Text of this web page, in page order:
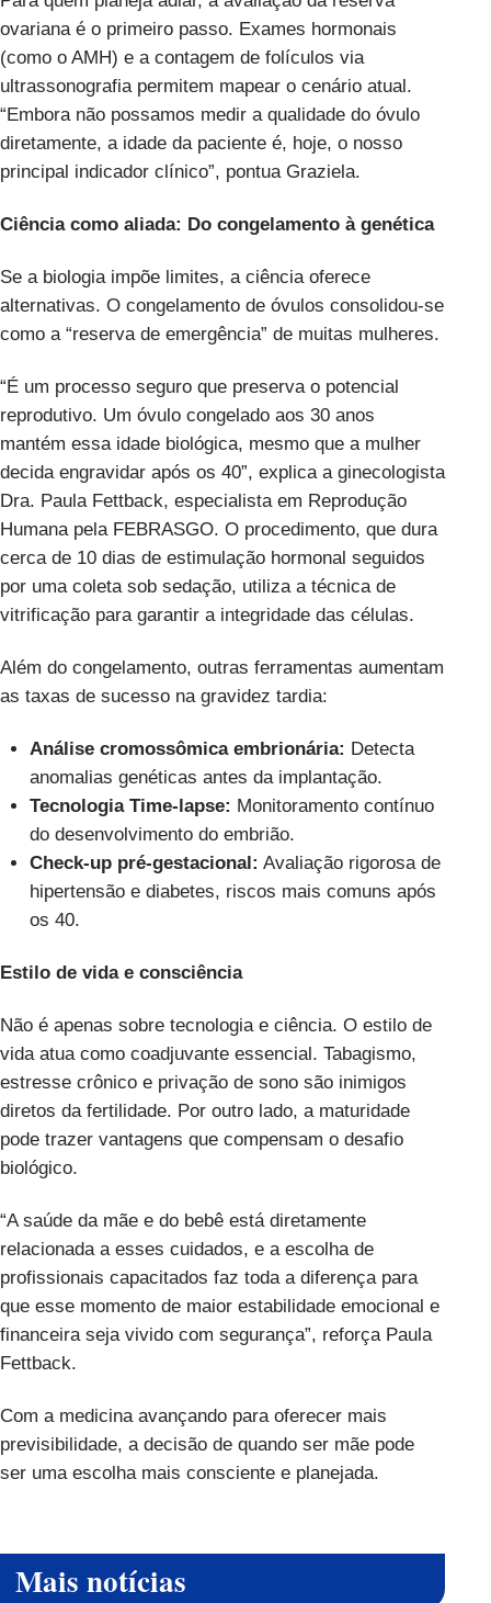
ovariana é o primeiro passo. Exames hormonais
(como o AMH) e a contagem de folículos via
ultrassonografia permitem mapear o cenário atual.
“Embora não possamos medir a qualidade do óvulo
diretamente, a idade da paciente é, hoje, o nosso
principal indicador clínico”, pontua Graziela.
Ciência como aliada: Do congelamento à genética
Se a biologia impõe limites, a ciência oferece
alternativas. O congelamento de óvulos consolidou-se
como a “reserva de emergência” de muitas mulheres.
“É um processo seguro que preserva o potencial
reprodutivo. Um óvulo congelado aos 30 anos
mantém essa idade biológica, mesmo que a mulher
decida engravidar após os 40”, explica a ginecologista
Dra. Paula Fettback, especialista em Reprodução
Humana pela FEBRASGO. O procedimento, que dura
cerca de 10 dias de estimulação hormonal seguidos
por uma coleta sob sedação, utiliza a técnica de
vitrificação para garantir a integridade das células.
Além do congelamento, outras ferramentas aumentam
as taxas de sucesso na gravidez tardia:
Análise cromossômica embrionária: Detecta
anomalias genéticas antes da implantação.
Tecnologia Time-lapse: Monitoramento contínuo
do desenvolvimento do embrião.
Check-up pré-gestacional: Avaliação rigorosa de
hipertensão e diabetes, riscos mais comuns após
os 40.
Estilo de vida e consciência
Não é apenas sobre tecnologia e ciência. O estilo de
vida atua como coadjuvante essencial. Tabagismo,
estresse crônico e privação de sono são inimigos
diretos da fertilidade. Por outro lado, a maturidade
pode trazer vantagens que compensam o desafio
biológico.
“A saúde da mãe e do bebê está diretamente
relacionada a esses cuidados, e a escolha de
profissionais capacitados faz toda a diferença para
que esse momento de maior estabilidade emocional e
financeira seja vivido com segurança”, reforça Paula
Fettback.
Com a medicina avançando para oferecer mais
previsibilidade, a decisão de quando ser mãe pode
ser uma escolha mais consciente e planejada.
Mais notícias